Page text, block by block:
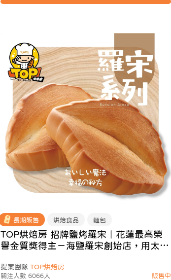
長期販售 烘焙食品 麵包
TOP烘焙房 招牌鹽烤羅宋｜花蓮最高榮
譽金質獎得主－海鹽羅宋創始店，用太平
提案團隊 TOP烘焙房
關注人數 6066人 販售中